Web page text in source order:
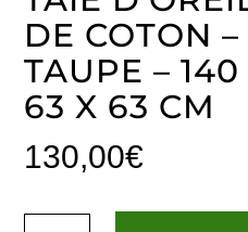
DE COTON
TAUPE –
63 X 63 CM
130,00€